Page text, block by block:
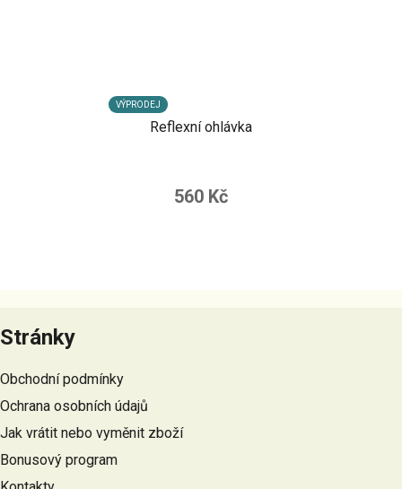
VÝPRODEJ
Reflexní ohlávka
560 Kč
á
p
a
í
Stránky
Obchodní podmínky
Ochrana osobních údajů
Jak vrátit nebo vyměnit zboží
Bonusový program